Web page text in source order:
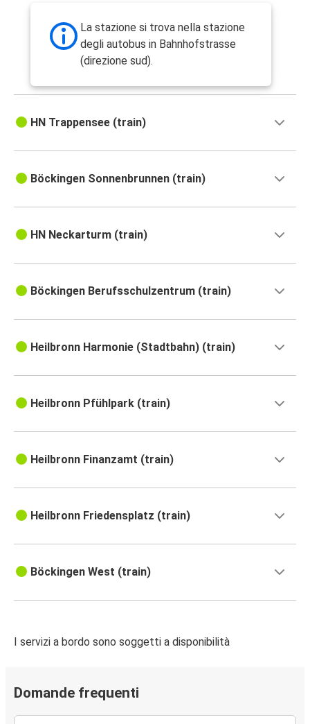
Heilbronn
Heilbronn
Karlsruhe
Venezia
Verona
Heilbronn
Verona
Heilbronn
Heilbronn
Bolzano
Sanremo
Lussemburgo
Lione
Heilbronn
Heilbronn
La stazione si trova nella stazione
degli autobus in Bahnhofstrasse
(direzione sud).
HN Trappensee (train)
Böckingen Sonnenbrunnen (train)
HN Neckarturm (train)
Böckingen Berufsschulzentrum (train)
Heilbronn Harmonie (Stadtbahn) (train)
Heilbronn Pfühlpark (train)
Heilbronn Finanzamt (train)
Heilbronn Friedensplatz (train)
Böckingen West (train)
I servizi a bordo sono soggetti a disponibilità
Domande frequenti